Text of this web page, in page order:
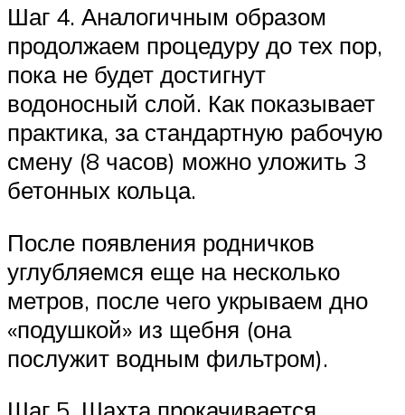
Шаг 4. Аналогичным образом
продолжаем процедуру до тех пор,
пока не будет достигнут
водоносный слой. Как показывает
практика, за стандартную рабочую
смену (8 часов) можно уложить 3
бетонных кольца.
После появления родничков
углубляемся еще на несколько
метров, после чего укрываем дно
«подушкой» из щебня (она
послужит водным фильтром).